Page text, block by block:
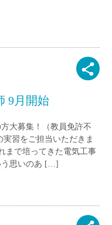
9月開始
大募集！（教員免許不
習をご担当いただきま
まで培ってきた電気工事
う思いのあ […]